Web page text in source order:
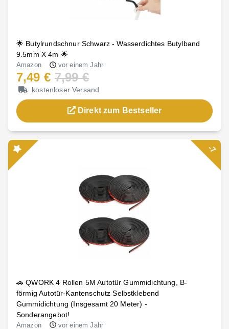
🌟 Butylrundschnur Schwarz - Wasserdichtes Butylband
9.5mm X 4m 🌟
Amazon vor einem Jahr
7,49 € 7,99 €
kostenloser Versand
Direkt zum Bestseller
🚗 QWORK 4 Rollen 5M Autotür Gummidichtung, B-
förmig Autotür-Kantenschutz Selbstklebend
Gummidichtung (Insgesamt 20 Meter) -
Sonderangebot!
Amazon vor einem Jahr
-7